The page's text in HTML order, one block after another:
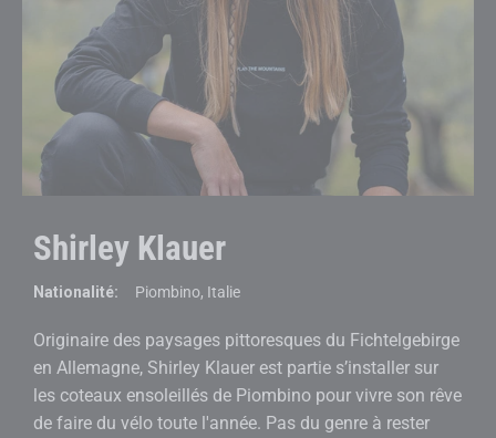
Shirley Klauer
Nationalité: Piombino, Italie
Originaire des paysages pittoresques du Fichtelgebirge
en Allemagne, Shirley Klauer est partie s’installer sur
les coteaux ensoleillés de Piombino pour vivre son rêve
de faire du vélo toute l'année. Pas du genre à rester